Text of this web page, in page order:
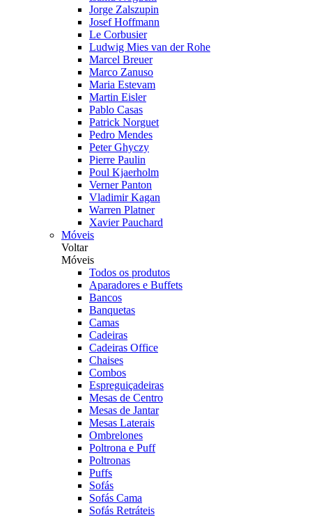
Jorge Zalszupin
Josef Hoffmann
Le Corbusier
Ludwig Mies van der Rohe
Marcel Breuer
Marco Zanuso
Maria Estevam
Martin Eisler
Pablo Casas
Patrick Norguet
Pedro Mendes
Peter Ghyczy
Pierre Paulin
Poul Kjaerholm
Verner Panton
Vladimir Kagan
Warren Platner
Xavier Pauchard
Móveis
Voltar
Móveis
Todos os produtos
Aparadores e Buffets
Bancos
Banquetas
Camas
Cadeiras
Cadeiras Office
Chaises
Combos
Espreguiçadeiras
Mesas de Centro
Mesas de Jantar
Mesas Laterais
Ombrelones
Poltrona e Puff
Poltronas
Puffs
Sofás
Sofás Cama
Sofás Retráteis